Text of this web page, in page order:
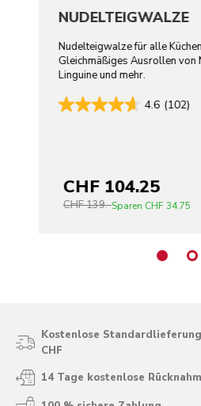
NUDELTEIGWALZE
Nudelteigwalze für alle
Gleichmäßiges Ausrollen von
Linguine und mehr.
4.6 (102)
CHF 104.25
CHF 139.-Sparen CHF 34.75
Kostenlose
CHF
14 Tage kostenlose